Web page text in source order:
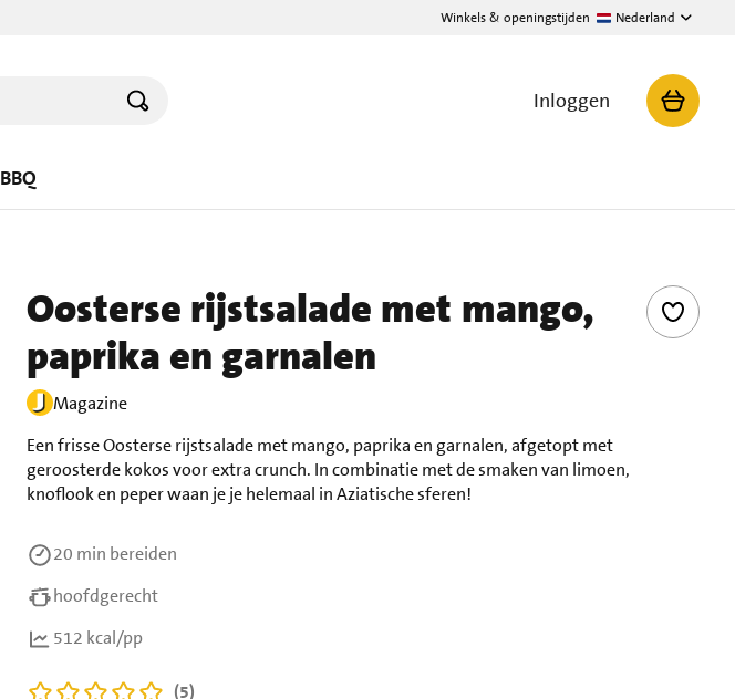
Winkels & openingstijden Nederland
Inloggen
BBQ
Oosterse rijstsalade met mango,
paprika en garnalen
Magazine
Een frisse Oosterse rijstsalade met mango, paprika en garnalen, afgetopt met
geroosterde kokos voor extra crunch. In combinatie met de smaken van limoen,
knoflook en peper waan je je helemaal in Aziatische sferen!
20 min bereiden
hoofdgerecht
512 kcal/pp
(5)